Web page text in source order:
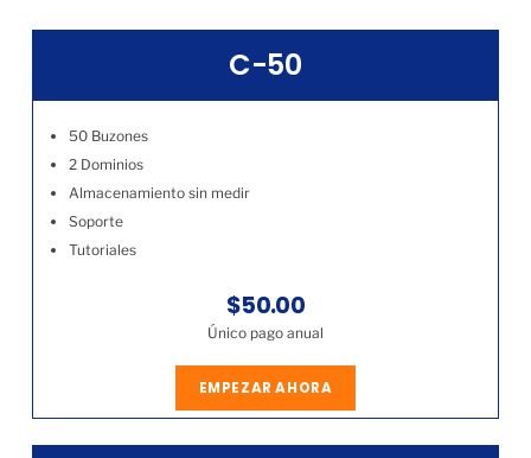
C-50
50 Buzones
2 Dominios
Almacenamiento sin medir
Soporte
Tutoriales
$50.00
Único pago anual
EMPEZAR AHORA